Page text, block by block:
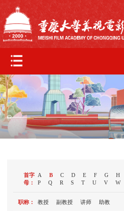
首字
母：
A B C D E F G H
P
Q R S T U V W
职称： 教授 副教授 讲师 助教